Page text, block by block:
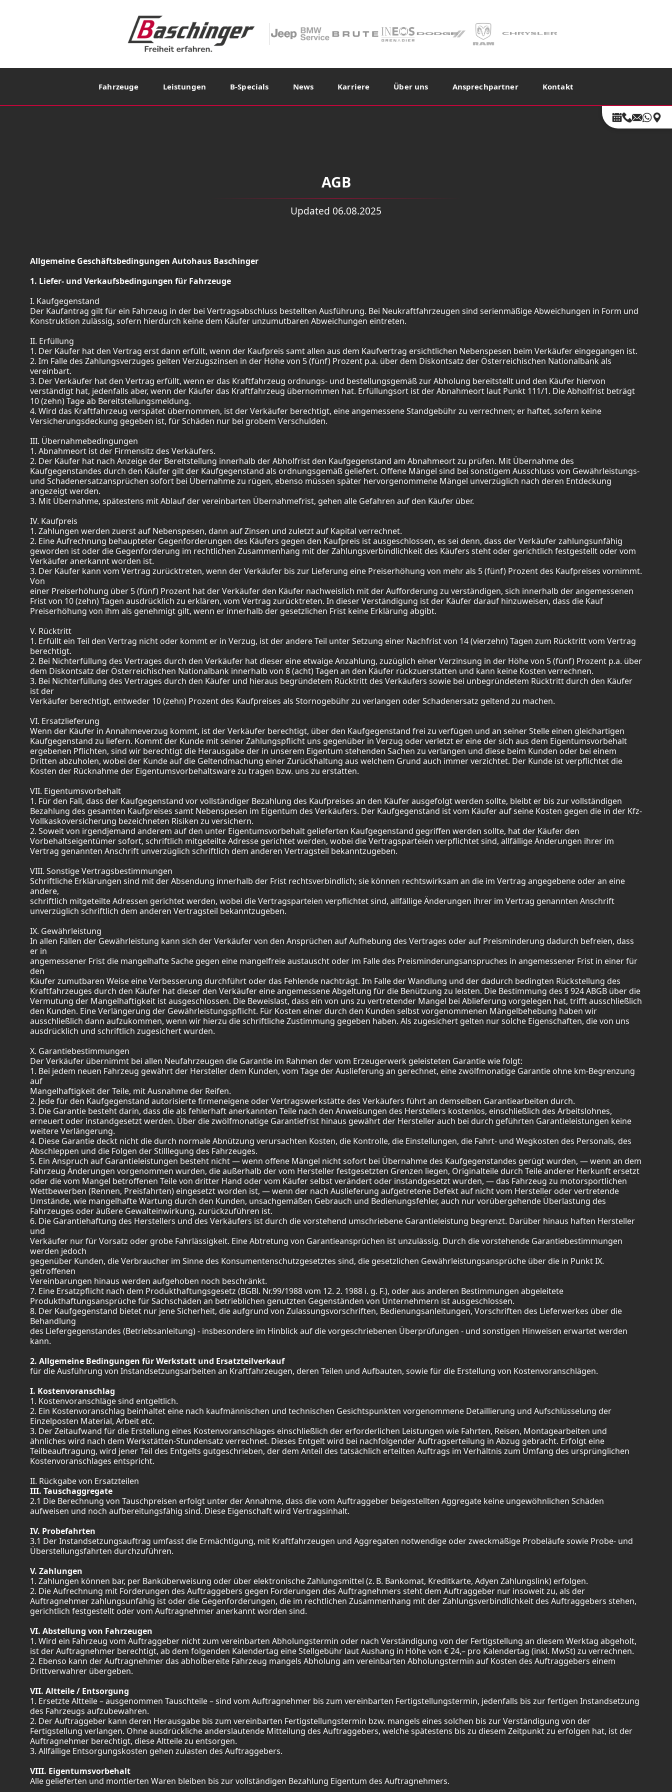
Fahrzeuge Leistungen B-Specials News Karriere Über uns Ansprechpartner Kontakt
AGB
Updated 06.08.2025
Allgemeine Geschäftsbedingungen Autohaus Baschinger
1. Liefer- und Verkaufsbedingungen für Fahrzeuge
I. Kaufgegenstand
Der Kaufantrag gilt für ein Fahrzeug in der bei Vertragsabschluss bestellten Ausführung. Bei Neukraftfahrzeugen sind serienmäßige Abweichungen in Form und
Konstruktion zulässig, sofern hierdurch keine dem Käufer unzumutbaren Abweichungen eintreten.
II. Erfüllung
1. Der Käufer hat den Vertrag erst dann erfüllt, wenn der Kaufpreis samt allen aus dem Kaufvertrag ersichtlichen Nebenspesen beim Verkäufer eingegangen ist.
2. Im Falle des Zahlungsverzuges gelten Verzugszinsen in der Höhe von 5 (fünf) Prozent p.a. über dem Diskontsatz der Österreichischen Nationalbank als
vereinbart.
3. Der Verkäufer hat den Vertrag erfüllt, wenn er das Kraftfahrzeug ordnungs- und bestellungsgemäß zur Abholung bereitstellt und den Käufer hiervon
verständigt hat, jedenfalls aber, wenn der Käufer das Kraftfahrzeug übernommen hat. Erfüllungsort ist der Abnahmeort laut Punkt 111/1. Die Abholfrist beträgt
10 (zehn) Tage ab Bereitstellungsmeldung.
4. Wird das Kraftfahrzeug verspätet übernommen, ist der Verkäufer berechtigt, eine angemessene Standgebühr zu verrechnen; er haftet, sofern keine
Versicherungsdeckung gegeben ist, für Schäden nur bei grobem Verschulden.
III. Übernahmebedingungen
1. Abnahmeort ist der Firmensitz des Verkäufers.
2. Der Käufer hat nach Anzeige der Bereitstellung innerhalb der Abholfrist den Kaufgegenstand am Abnahmeort zu prüfen. Mit Übernahme des
Kaufgegenstandes durch den Käufer gilt der Kaufgegenstand als ordnungsgemäß geliefert. Offene Mängel sind bei sonstigem Ausschluss von Gewährleistungs-
und Schadenersatzansprüchen sofort bei Übernahme zu rügen, ebenso müssen später hervorgenommene Mängel unverzüglich nach deren Entdeckung
angezeigt werden.
3. Mit Übernahme, spätestens mit Ablauf der vereinbarten Übernahmefrist, gehen alle Gefahren auf den Käufer über.
IV. Kaufpreis
1. Zahlungen werden zuerst auf Nebenspesen, dann auf Zinsen und zuletzt auf Kapital verrechnet.
2. Eine Aufrechnung behaupteter Gegenforderungen des Käufers gegen den Kaufpreis ist ausgeschlossen, es sei denn, dass der Verkäufer zahlungsunfähig
geworden ist oder die Gegenforderung im rechtlichen Zusammenhang mit der Zahlungsverbindlichkeit des Käufers steht oder gerichtlich festgestellt oder vom
Verkäufer anerkannt worden ist.
3. Der Käufer kann vom Vertrag zurücktreten, wenn der Verkäufer bis zur Lieferung eine Preiserhöhung von mehr als 5 (fünf) Prozent des Kaufpreises vornimmt.
Von
einer Preiserhöhung über 5 (fünf) Prozent hat der Verkäufer den Käufer nachweislich mit der Aufforderung zu verständigen, sich innerhalb der angemessenen
Frist von 10 (zehn) Tagen ausdrücklich zu erklären, vom Vertrag zurücktreten. In dieser Verständigung ist der Käufer darauf hinzuweisen, dass die Kauf
Preiserhöhung von ihm als genehmigt gilt, wenn er innerhalb der gesetzlichen Frist keine Erklärung abgibt.
V. Rücktritt
1. Erfüllt ein Teil den Vertrag nicht oder kommt er in Verzug, ist der andere Teil unter Setzung einer Nachfrist von 14 (vierzehn) Tagen zum Rücktritt vom Vertrag
berechtigt.
2. Bei Nichterfüllung des Vertrages durch den Verkäufer hat dieser eine etwaige Anzahlung, zuzüglich einer Verzinsung in der Höhe von 5 (fünf) Prozent p.a. über
dem Diskontsatz der Österreichischen Nationalbank innerhalb von 8 (acht) Tagen an den Käufer rückzuerstatten und kann keine Kosten verrechnen.
3. Bei Nichterfüllung des Vertrages durch den Käufer und hieraus begründetem Rücktritt des Verkäufers sowie bei unbegründetem Rücktritt durch den Käufer
ist der
Verkäufer berechtigt, entweder 10 (zehn) Prozent des Kaufpreises als Stornogebühr zu verlangen oder Schadenersatz geltend zu machen.
VI. Ersatzlieferung
Wenn der Käufer in Annahmeverzug kommt, ist der Verkäufer berechtigt, über den Kaufgegenstand frei zu verfügen und an seiner Stelle einen gleichartigen
Kaufgegenstand zu liefern. Kommt der Kunde mit seiner Zahlungspflicht uns gegenüber in Verzug oder verletzt er eine der sich aus dem Eigentumsvorbehalt
ergebenen Pflichten, sind wir berechtigt die Herausgabe der in unserem Eigentum stehenden Sachen zu verlangen und diese beim Kunden oder bei einem
Dritten abzuholen, wobei der Kunde auf die Geltendmachung einer Zurückhaltung aus welchem Grund auch immer verzichtet. Der Kunde ist verpflichtet die
Kosten der Rücknahme der Eigentumsvorbehaltsware zu tragen bzw. uns zu erstatten.
VII. Eigentumsvorbehalt
1. Für den Fall, dass der Kaufgegenstand vor vollständiger Bezahlung des Kaufpreises an den Käufer ausgefolgt werden sollte, bleibt er bis zur vollständigen
Bezahlung des gesamten Kaufpreises samt Nebenspesen im Eigentum des Verkäufers. Der Kaufgegenstand ist vom Käufer auf seine Kosten gegen die in der Kfz-
Vollkaskoversicherung bezeichneten Risiken zu versichern.
2. Soweit von irgendjemand anderem auf den unter Eigentumsvorbehalt gelieferten Kaufgegenstand gegriffen werden sollte, hat der Käufer den
Vorbehaltseigentümer sofort, schriftlich mitgeteilte Adresse gerichtet werden, wobei die Vertragsparteien verpflichtet sind, allfällige Änderungen ihrer im
Vertrag genannten Anschrift unverzüglich schriftlich dem anderen Vertragsteil bekanntzugeben.
VIII. Sonstige Vertragsbestimmungen
Schriftliche Erklärungen sind mit der Absendung innerhalb der Frist rechtsverbindlich; sie können rechtswirksam an die im Vertrag angegebene oder an eine
andere,
schriftlich mitgeteilte Adressen gerichtet werden, wobei die Vertragsparteien verpflichtet sind, allfällige Änderungen ihrer im Vertrag genannten Anschrift
unverzüglich schriftlich dem anderen Vertragsteil bekanntzugeben.
IX. Gewährleistung
In allen Fällen der Gewährleistung kann sich der Verkäufer von den Ansprüchen auf Aufhebung des Vertrages oder auf Preisminderung dadurch befreien, dass
er in
angemessener Frist die mangelhafte Sache gegen eine mangelfreie austauscht oder im Falle des Preisminderungsanspruches in angemessener Frist in einer für
den
Käufer zumutbaren Weise eine Verbesserung durchführt oder das Fehlende nachträgt. Im Falle der Wandlung und der dadurch bedingten Rückstellung des
Kraftfahrzeuges durch den Käufer hat dieser den Verkäufer eine angemessene Abgeltung für die Benützung zu leisten. Die Bestimmung des § 924 ABGB über die
Vermutung der Mangelhaftigkeit ist ausgeschlossen. Die Beweislast, dass ein von uns zu vertretender Mangel bei Ablieferung vorgelegen hat, trifft ausschließlich
den Kunden. Eine Verlängerung der Gewährleistungspflicht. Für Kosten einer durch den Kunden selbst vorgenommenen Mängelbehebung haben wir
ausschließlich dann aufzukommen, wenn wir hierzu die schriftliche Zustimmung gegeben haben. Als zugesichert gelten nur solche Eigenschaften, die von uns
ausdrücklich und schriftlich zugesichert wurden.
X. Garantiebestimmungen
Der Verkäufer übernimmt bei allen Neufahrzeugen die Garantie im Rahmen der vom Erzeugerwerk geleisteten Garantie wie folgt:
1. Bei jedem neuen Fahrzeug gewährt der Hersteller dem Kunden, vom Tage der Auslieferung an gerechnet, eine zwölfmonatige Garantie ohne km-Begrenzung
auf
Mangelhaftigkeit der Teile, mit Ausnahme der Reifen.
2. Jede für den Kaufgegenstand autorisierte firmeneigene oder Vertragswerkstätte des Verkäufers führt an demselben Garantiearbeiten durch.
3. Die Garantie besteht darin, dass die als fehlerhaft anerkannten Teile nach den Anweisungen des Herstellers kostenlos, einschließlich des Arbeitslohnes,
erneuert oder instandgesetzt werden. Über die zwölfmonatige Garantiefrist hinaus gewährt der Hersteller auch bei durch geführten Garantieleistungen keine
weitere Verlängerung.
4. Diese Garantie deckt nicht die durch normale Abnützung verursachten Kosten, die Kontrolle, die Einstellungen, die Fahrt- und Wegkosten des Personals, des
Abschleppen und die Folgen der Stilllegung des Fahrzeuges.
5. Ein Anspruch auf Garantieleistungen besteht nicht — wenn offene Mängel nicht sofort bei Übernahme des Kaufgegenstandes gerügt wurden, — wenn an dem
Fahrzeug Änderungen vorgenommen wurden, die außerhalb der vom Hersteller festgesetzten Grenzen liegen, Originalteile durch Teile anderer Herkunft ersetzt
oder die vom Mangel betroffenen Teile von dritter Hand oder vom Käufer selbst verändert oder instandgesetzt wurden, — das Fahrzeug zu motorsportlichen
Wettbewerben (Rennen, Preisfahrten) eingesetzt worden ist, — wenn der nach Auslieferung aufgetretene Defekt auf nicht vom Hersteller oder vertretende
Umstände, wie mangelhafte Wartung durch den Kunden, unsachgemäßen Gebrauch und Bedienungsfehler, auch nur vorübergehende Überlastung des
Fahrzeuges oder äußere Gewalteinwirkung, zurückzuführen ist.
6. Die Garantiehaftung des Herstellers und des Verkäufers ist durch die vorstehend umschriebene Garantieleistung begrenzt. Darüber hinaus haften Hersteller
und
Verkäufer nur für Vorsatz oder grobe Fahrlässigkeit. Eine Abtretung von Garantieansprüchen ist unzulässig. Durch die vorstehende Garantiebestimmungen
werden jedoch
gegenüber Kunden, die Verbraucher im Sinne des Konsumentenschutzgesetztes sind, die gesetzlichen Gewährleistungsansprüche über die in Punkt IX.
getroffenen
Vereinbarungen hinaus werden aufgehoben noch beschränkt.
7. Eine Ersatzpflicht nach dem Produkthaftungsgesetz (BGBl. Nr.99/1988 vom 12. 2. 1988 i. g. F.), oder aus anderen Bestimmungen abgeleitete
Produkthaftungsansprüche für Sachschäden an betrieblichen genutzten Gegenständen von Unternehmern ist ausgeschlossen.
8. Der Kaufgegenstand bietet nur jene Sicherheit, die aufgrund von Zulassungsvorschriften, Bedienungsanleitungen, Vorschriften des Lieferwerkes über die
Behandlung
des Liefergegenstandes (Betriebsanleitung) - insbesondere im Hinblick auf die vorgeschriebenen Überprüfungen - und sonstigen Hinweisen erwartet werden
kann.
2. Allgemeine Bedingungen für Werkstatt und Ersatzteilverkauf
für die Ausführung von Instandsetzungsarbeiten an Kraftfahrzeugen, deren Teilen und Aufbauten, sowie für die Erstellung von Kostenvoranschlägen.
I. Kostenvoranschlag
1. Kostenvoranschläge sind entgeltlich.
2. Ein Kostenvoranschlag beinhaltet eine nach kaufmännischen und technischen Gesichtspunkten vorgenommene Detaillierung und Aufschlüsselung der
Einzelposten Material, Arbeit etc.
3. Der Zeitaufwand für die Erstellung eines Kostenvoranschlages einschließlich der erforderlichen Leistungen wie Fahrten, Reisen, Montagearbeiten und
ähnliches wird nach dem Werkstätten-Stundensatz verrechnet. Dieses Entgelt wird bei nachfolgender Auftragserteilung in Abzug gebracht. Erfolgt eine
Teilbeauftragung, wird jener Teil des Entgelts gutgeschrieben, der dem Anteil des tatsächlich erteilten Auftrags im Verhältnis zum Umfang des ursprünglichen
Kostenvoranschlages entspricht.
II. Rückgabe von Ersatzteilen
III. Tauschaggregate
2.1 Die Berechnung von Tauschpreisen erfolgt unter der Annahme, dass die vom Auftraggeber beigestellten Aggregate keine ungewöhnlichen Schäden
aufweisen und noch aufbereitungsfähig sind. Diese Eigenschaft wird Vertragsinhalt.
IV. Probefahrten
3.1 Der Instandsetzungsauftrag umfasst die Ermächtigung, mit Kraftfahrzeugen und Aggregaten notwendige oder zweckmäßige Probeläufe sowie Probe- und
Überstellungsfahrten durchzuführen.
V. Zahlungen
1. Zahlungen können bar, per Banküberweisung oder über elektronische Zahlungsmittel (z. B. Bankomat, Kreditkarte, Adyen Zahlungslink) erfolgen.
2. Die Aufrechnung mit Forderungen des Auftraggebers gegen Forderungen des Auftragnehmers steht dem Auftraggeber nur insoweit zu, als der
Auftragnehmer zahlungsunfähig ist oder die Gegenforderungen, die im rechtlichen Zusammenhang mit der Zahlungsverbindlichkeit des Auftraggebers stehen,
gerichtlich festgestellt oder vom Auftragnehmer anerkannt worden sind.
VI. Abstellung von Fahrzeugen
1. Wird ein Fahrzeug vom Auftraggeber nicht zum vereinbarten Abholungstermin oder nach Verständigung von der Fertigstellung an diesem Werktag abgeholt,
ist der Auftragnehmer berechtigt, ab dem folgenden Kalendertag eine Stellgebühr laut Aushang in Höhe von € 24,– pro Kalendertag (inkl. MwSt) zu verrechnen.
2. Ebenso kann der Auftragnehmer das abholbereite Fahrzeug mangels Abholung am vereinbarten Abholungstermin auf Kosten des Auftraggebers einem
Drittverwahrer übergeben.
VII. Altteile / Entsorgung
1. Ersetzte Altteile – ausgenommen Tauschteile – sind vom Auftragnehmer bis zum vereinbarten Fertigstellungstermin, jedenfalls bis zur fertigen Instandsetzung
des Fahrzeugs aufzubewahren.
2. Der Auftraggeber kann deren Herausgabe bis zum vereinbarten Fertigstellungstermin bzw. mangels eines solchen bis zur Verständigung von der
Fertigstellung verlangen. Ohne ausdrückliche anderslautende Mitteilung des Auftraggebers, welche spätestens bis zu diesem Zeitpunkt zu erfolgen hat, ist der
Auftragnehmer berechtigt, diese Altteile zu entsorgen.
3. Allfällige Entsorgungskosten gehen zulasten des Auftraggebers.
VIII. Eigentumsvorbehalt
Alle gelieferten und montierten Waren bleiben bis zur vollständigen Bezahlung Eigentum des Auftragnehmers.